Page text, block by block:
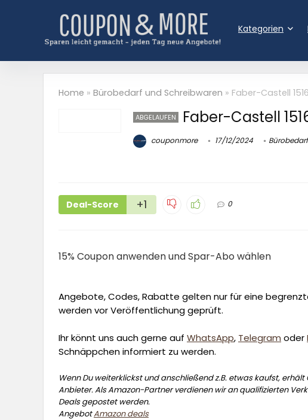
Kategorien
Home » Bürobedarf und Schreibwaren » Faber-Castell
ABGELAUFEN Faber-Castell
couponmore 17/12/2024
Deal-Score +1 0
15% Coupon anwenden und Spar-Abo wählen
Angebote, Codes, Rabatte gelten nur für eine
werden vor Veröffentlichung geprüft.
Ihr könnt uns auch gerne auf WhatsApp, Telegram oder
Schnäppchen informiert zu werden.
Wenn Du weiterklickst und anschließend z.B. etwas kaufst,
Anbieter. Als Amazon-Partner verdienen wir an qualifizierten
Deals gepostet werden.
AngebotAmazon deals